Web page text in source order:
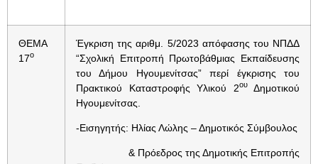
ΘΕΜΑ
17ο
Έγκριση της αριθμ. 5/2023 απόφασης του ΝΠΔΔ
“Σχολική Επιτροπή Πρωτοβάθμιας Εκπαίδευσης
του Δήμου Ηγουμενίτσας” περί έγκρισης του
Πρακτικού Καταστροφής Υλικού 2ουΔημοτικού
Ηγουμενίτσας.
-Εισηγητής: Ηλίας Λώλης – Δημοτικός Σύμβουλος
& Πρόεδρος της Δημοτικής Επιτροπής